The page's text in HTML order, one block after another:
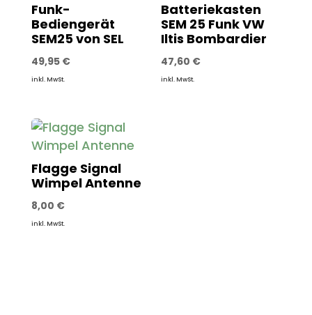
Funk-
Bediengerät
SEM25 von SEL
49,95 €
inkl. MwSt.
Batteriekasten
SEM 25 Funk VW
Iltis Bombardier
47,60 €
inkl. MwSt.
Flagge Signal
Wimpel Antenne
8,00 €
inkl. MwSt.